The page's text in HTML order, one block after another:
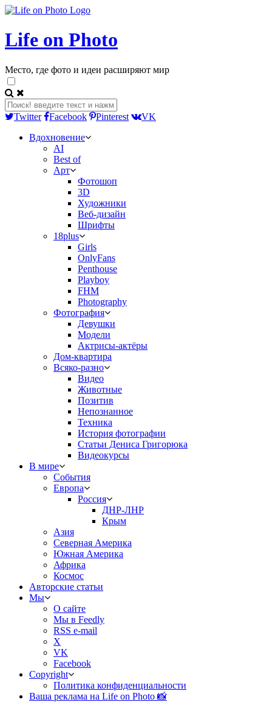
Life on Photo
Место, где фото и идеи расширяют мир
Twitter Facebook Pinterest
VK
Вдохновение
AI
Best of
Арт
Фотошоп
3D
Художники
Веб-дизайн
Шрифты
18plus
Girls
OnlyFans
Penthouse
Playboy
FHM
Photography
Фотография
Девушки
Модели
Актрисы-актёры
Дом-квартира
Всяко-разно
Видео
Животные
Позитив
Непознанное
Техника
История фотографии
Статьи Дениса Григорюка
Видеокурсы
В мире
События
Европа
Россия
ДНР-ЛНР
Крым
Азия
Северная Америка
Южная Америка
Африка
Космос
Авторские статьи
Мы
О сайте
Мы в Feedly
RSS e-mail
X
VK
Facebook
Copyright
Политика конфиденциальности
Ваша реклама на Life on Photo 📸